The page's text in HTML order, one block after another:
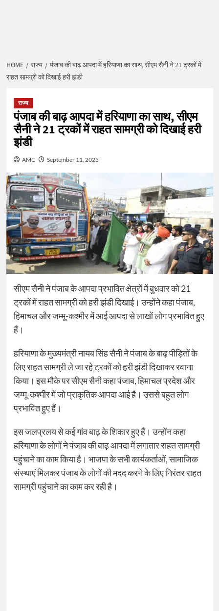
HOME राज्य
पंजाब की बाढ़ आपदा में हरियाणा का साथ, सीएम सैनी ने 21 ट्रकों में
राहत सामग्री को दिखाई हरी झंडी
राज्य
पंजाब की बाढ़ आपदा में हरियाणा का साथ, सीएम
सैनी ने 21 ट्रकों में राहत सामग्री को दिखाई हरी
झंडी
AMC September 11, 2025
सीएम सैनी ने पंजाब के आपदा प्रभावित क्षेत्रों में बुधवार को 21
ट्रकों में राहत सामग्री को हरी झंडी दिखाई। उन्होंने कहा पंजाब,
हिमाचल और जम्मू-कश्मीर में आई आपदा से लाखों लोग प्रभावित हुए
हैं।
हरियाणा के मुख्यमंत्री नायब सिंह सैनी ने पंजाब के बाढ़ पीड़ितों के
लिए राहत सामग्री ले जा रहे ट्रकों को हरी झंडी दिखाकर रवाना
किया। इस मौके पर सीएम सैनी कहा पंजाब, हिमाचल प्रदेश और
जम्मू-कश्मीर में जो प्राकृतिक आपदा आई है। उससे बहुत लोग
प्रभावित हुए हैं।
इस जलप्रलय से कई गांव बाढ़ के शिकार हुए हैं। उन्होंन कहा
हरियाणा के लोगों ने पंजाब की बाढ़ आपदा में लगातार राहत सामग्री
पहुंचाने का काम किया है। भाजपा के सभी कार्यकर्ताओं, सामाजिक
संस्थाएं मिलकर पंजाब के लोगों की मदद करने के लिए निरंतर राहत
सामग्री पहुंचाने का काम कर रही है।